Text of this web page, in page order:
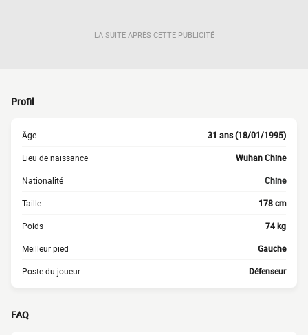
LA SUITE APRÈS CETTE PUBLICITÉ
Profil
Âge 31 ans (18/01/1995)
Lieu de naissance Wuhan Chine
Nationalité Chine
Taille 178 cm
Poids 74 kg
Meilleur pied Gauche
Poste du joueur Défenseur
FAQ